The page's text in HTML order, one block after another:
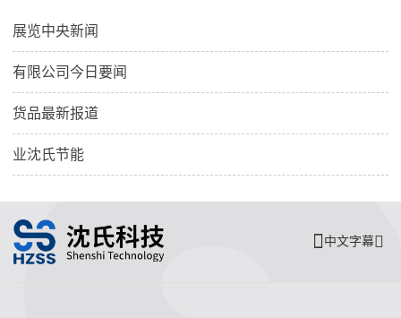
展览中央新闻
有限公司今日要闻
货品最新报道
业沈氏节能
中文字幕